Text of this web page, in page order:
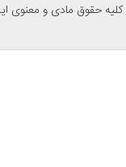
کلیه حقوق مادی و معنوی